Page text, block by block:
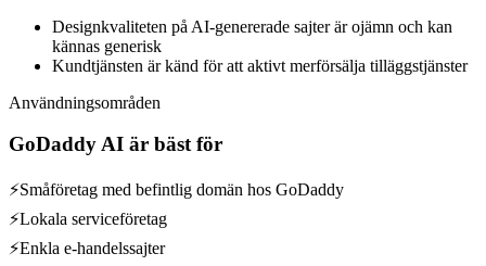
Designkvaliteten på AI-genererade sajter är ojämn och kan
kännas generisk
Kundtjänsten är känd för att aktivt merförsälja tilläggstjänster
Användningsområden
GoDaddy AI är bäst för
⚡Småföretag med befintlig domän hos GoDaddy
⚡Lokala serviceföretag
⚡Enkla e-handelssajter